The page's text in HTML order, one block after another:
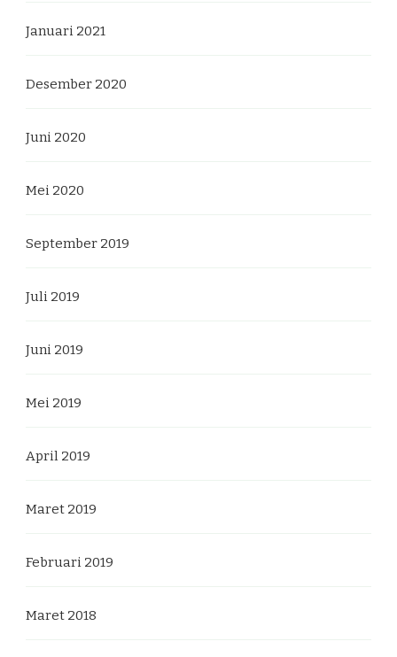
Januari 2021
Desember 2020
Juni 2020
Mei 2020
September 2019
Juli 2019
Juni 2019
Mei 2019
April 2019
Maret 2019
Februari 2019
Maret 2018